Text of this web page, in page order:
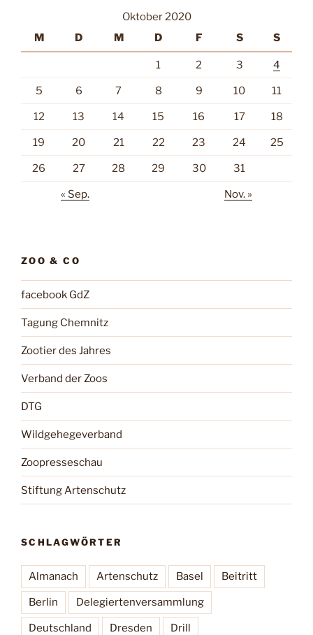
Oktober 2020
M
D M D F S S
1 2 3 4
5 6 7 8 9 10 11
12 13 14 15 16 17 18
19 20 21 22 23 24 25
26 27 28 29 30 31
« Sep. Nov. »
ZOO & CO
facebook GdZ
Tagung Chemnitz
Zootier des Jahres
Verband der Zoos
DTG
Wildgehegeverband
Zoopresseschau
Stiftung Artenschutz
SCHLAGWÖRTER
Almanach Artenschutz Basel Beitritt
Berlin Delegiertenversammlung
Deutschland Dresden Drill